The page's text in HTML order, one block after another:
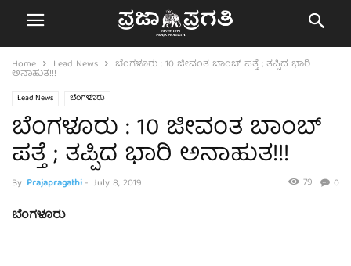
Home Lead News ಬೆಂಗಳೂರು : 10 ಜೀವಂತ ಬಾಂಬ್ ಪತ್ತೆ ; ತಪ್ಪಿದ ಭಾರಿ
ಅನಾಹುತ!!!
Lead News ಬೆಂಗಳೂರು
ಬೆಂಗಳೂರು : 10 ಜೀವಂತ ಬಾಂಬ್
ಪತ್ತೆ ; ತಪ್ಪಿದ ಭಾರಿ ಅನಾಹುತ!!!
By Prajapragathi- July 8, 2019 0
79
ಬೆಂಗಳೂರು